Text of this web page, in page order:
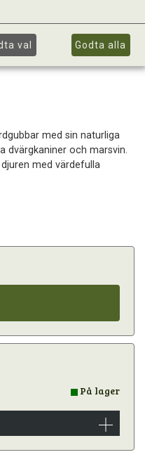
med sin naturliga
dvärgkaniner och marsvin.
med värdefulla
På lager
val Godta alla